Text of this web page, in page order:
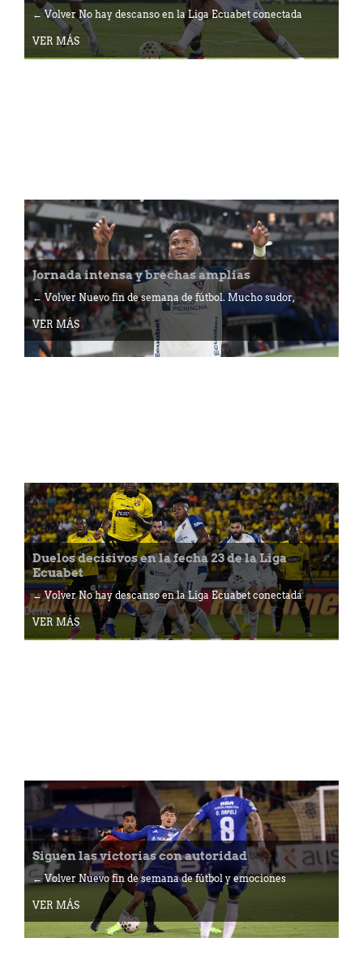
← Volver No hay descanso en la Liga Ecuabet conectada
VER MÁS
Jornada intensa y brechas amplias
← Volver Nuevo fin de semana de fútbol. Mucho sudor,
VER MÁS
Duelos decisivos en la fecha 23 de la Liga
Ecuabet
← Volver No hay descanso en la Liga Ecuabet conectada
VER MÁS
Siguen las victorias con autoridad
← Volver Nuevo fin de semana de fútbol y emociones
VER MÁS